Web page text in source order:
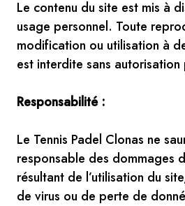
Le contenu du site est mis à
usage personnel. Toute
modification ou utilisation à
est interdite sans autorisation
Responsabilité :
Le Tennis Padel Clonas ne
responsable des dommages
résultant de l’utilisation du
de virus ou de perte de